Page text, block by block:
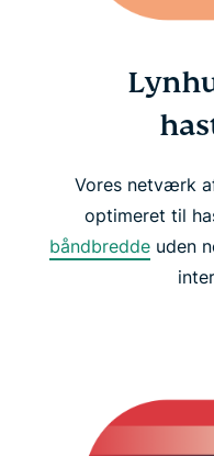
Vores netværk
optimeret til
båndbreddeuden